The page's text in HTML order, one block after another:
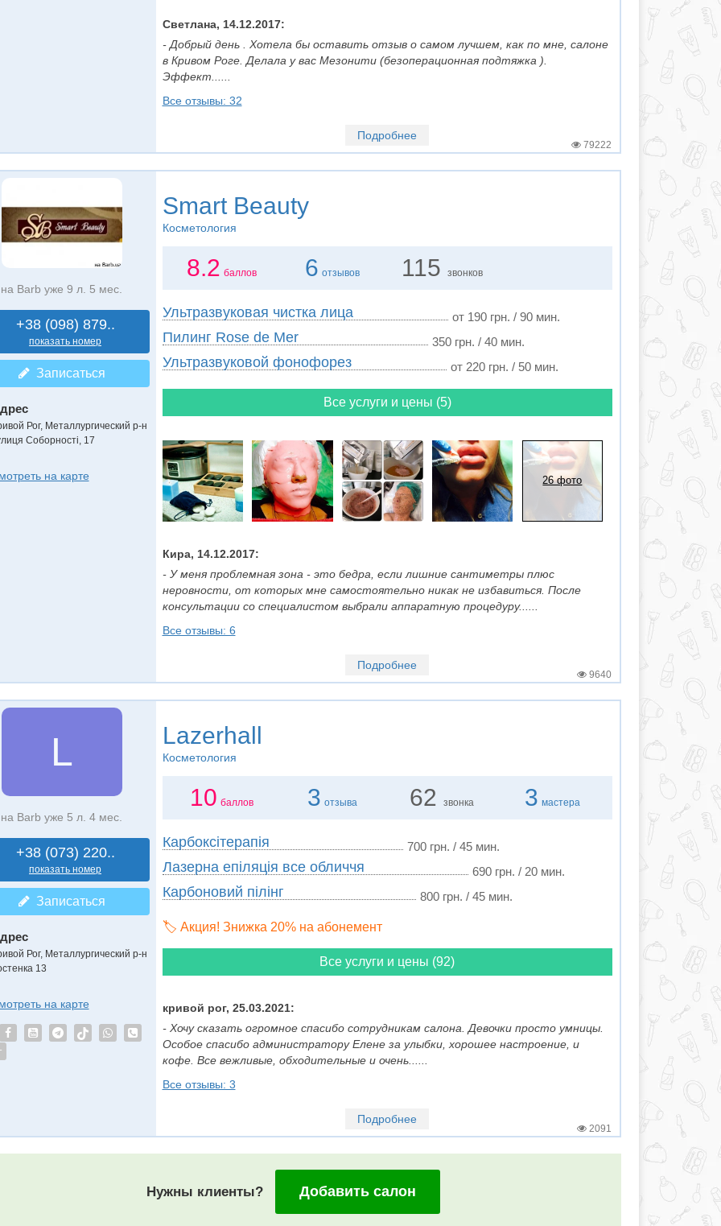
Светлана, 14.12.2017:
- Добрый день . Хотела бы оставить отзыв о самом лучшем, как по мне, салоне
в Кривом Роге. Делала у вас Мезонити (безоперационная подтяжка ).
Эффект......
Все отзывы: 32
Подробнее
79222
на Barb уже 9 л. 5 мес.
+38 (098) 879..
показать номер
Записаться
Рог, Металлургический р-н
Соборності, 17
на карте
Smart Beauty
Косметология
8.2 баллов 6 отзывов 115 звонков
Ультразвуковая чистка лица от 190 грн. / 90 мин.
Пилинг Rose de Mer 350 грн. / 40 мин.
Ультразвуковой фонофорез от 220 грн. / 50 мин.
Все услуги и цены (5)
26 фото
Кира, 14.12.2017:
- У меня проблемная зона - это бедра, если лишние сантиметры плюс
неровности, от которых мне самостоятельно никак не избавиться. После
консультации со специалистом выбрали аппаратную процедуру......
Все отзывы: 6
Подробнее
9640
L
на Barb уже 5 л. 4 мес.
+38 (073) 220..
показать номер
Записаться
Рог, Металлургический р-н
13
на карте
Lazerhall
Косметология
10 баллов 3 отзыва 62звонка 3 мастера
Карбоксітерапія 700 грн. / 45 мин.
Лазерна епіляція все обличчя 690 грн. / 20 мин.
Карбоновий пілінг 800 грн. / 45 мин.
🏷️ Акция! Знижка 20% на абонемент
Все услуги и цены (92)
кривой рог, 25.03.2021:
- Хочу сказать огромное спасибо сотрудникам салона. Девочки просто умницы.
Особое спасибо администратору Елене за улыбки, хорошее настроение, и
кофе. Все вежливые, обходительные и очень......
Все отзывы: 3
Подробнее
2091
Нужны клиенты? Добавить салон